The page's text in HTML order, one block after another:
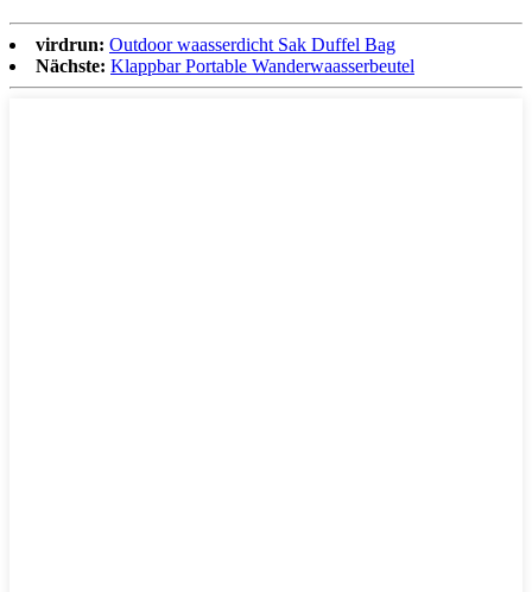
virdrun: Outdoor waasserdicht Sak Duffel Bag
Nächste: Klappbar Portable Wanderwaasserbeutel